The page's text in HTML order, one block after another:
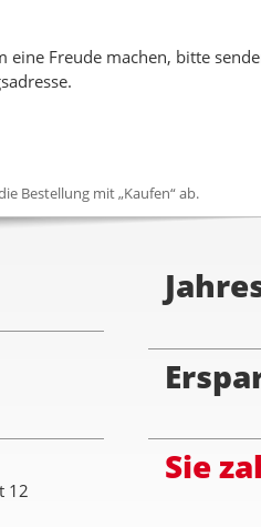
Freude machen, bitte
Bestellung mit „Kaufen“ ab.
12
Sie